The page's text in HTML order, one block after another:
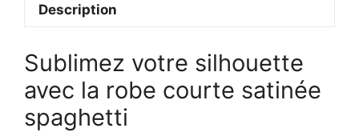
Description
Sublimez votre silhouette
avec la robe courte satinée
spaghetti